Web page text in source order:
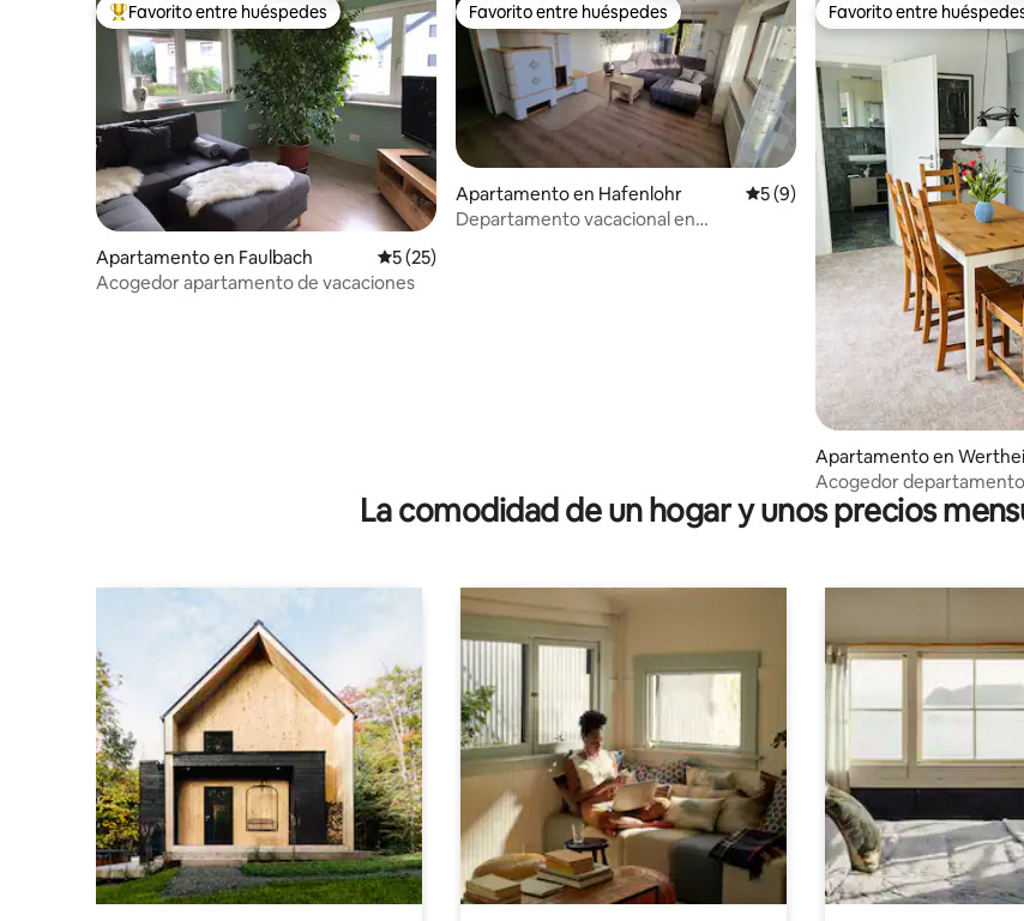
Favorito entre huéspedes preferido
Favorito entre huéspedes
Apartamento en Faulbach Calificación promedio: 5 de 5, 25 reseñas
5 (25)
Acogedor apartamento de vacaciones
Favorito entre huéspedes
Favorito entre huéspedes
Apartamento en Hafenlohr Calificación promedio: 5 de 5, 9
5 (9)
Departamento vacacional en
Favorito entre
Favorito entre
Apartamento en
m Main
Acogedor departamento
del bosque
La comodidad de un hogar y unos precios